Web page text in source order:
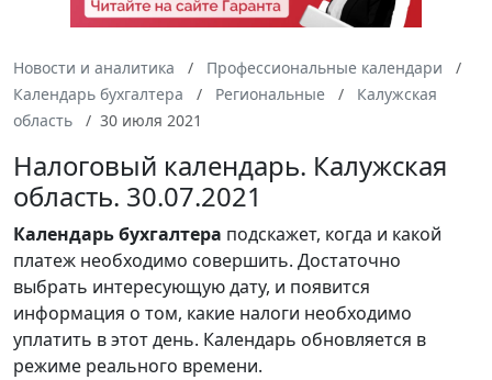
Новости и аналитика
Профессиональные календари
Календарь бухгалтера
Региональные
Калужская
область
30 июля 2021
Налоговый календарь. Калужская
область. 30.07.2021
Календарьбухгалтера подскажет, когда и какой
платеж необходимо совершить. Достаточно
выбрать интересующую дату, и появится
информация о том, какие налоги необходимо
уплатить в этот день. Календарь обновляется в
режиме реального времени.